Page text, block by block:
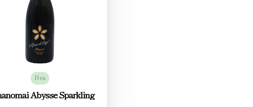
Neu
Abysse Sparkling